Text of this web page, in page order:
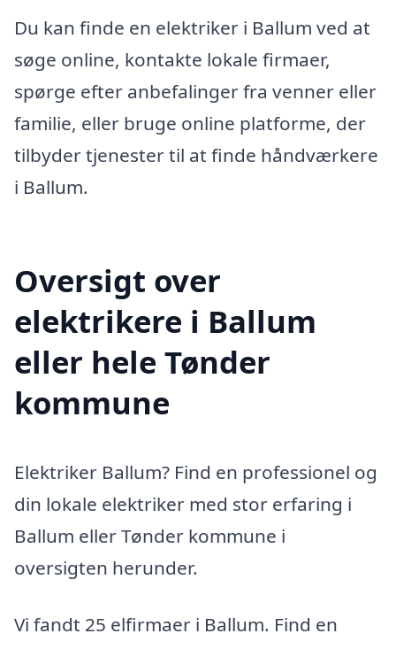
Du kan finde en elektriker i Ballum ved at
søge online, kontakte lokale firmaer,
spørge efter anbefalinger fra venner eller
familie, eller bruge online platforme, der
tilbyder tjenester til at finde håndværkere
i Ballum.
Oversigt over
elektrikere i Ballum
eller hele Tønder
kommune
Elektriker Ballum? Find en professionel og
din lokale elektriker med stor erfaring i
Ballum eller Tønder kommune i
oversigten herunder.
Vi fandt 25 elfirmaer i Ballum. Find en